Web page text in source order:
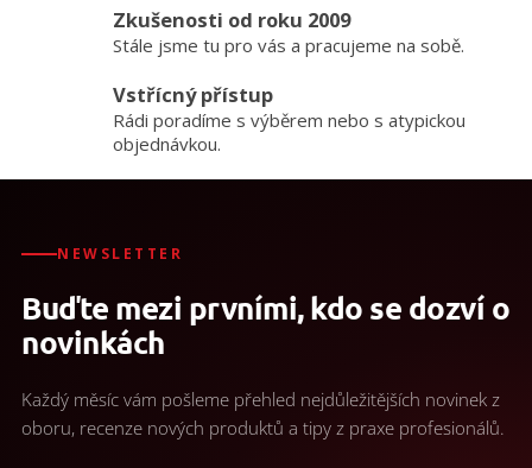
v
k
y
ý
p
Zkušenosti od roku 2009
Stále jsme tu pro vás a pracujeme na sobě.
Vstřícný přístup
Rádi poradíme s výběrem nebo s atypickou
objednávkou.
NEWSLETTER
Buďte mezi prvními, kdo se dozví o
novinkách
Každý měsíc vám pošleme přehled nejdůležitějších novinek z
oboru, recenze nových produktů a tipy z praxe profesionálů.